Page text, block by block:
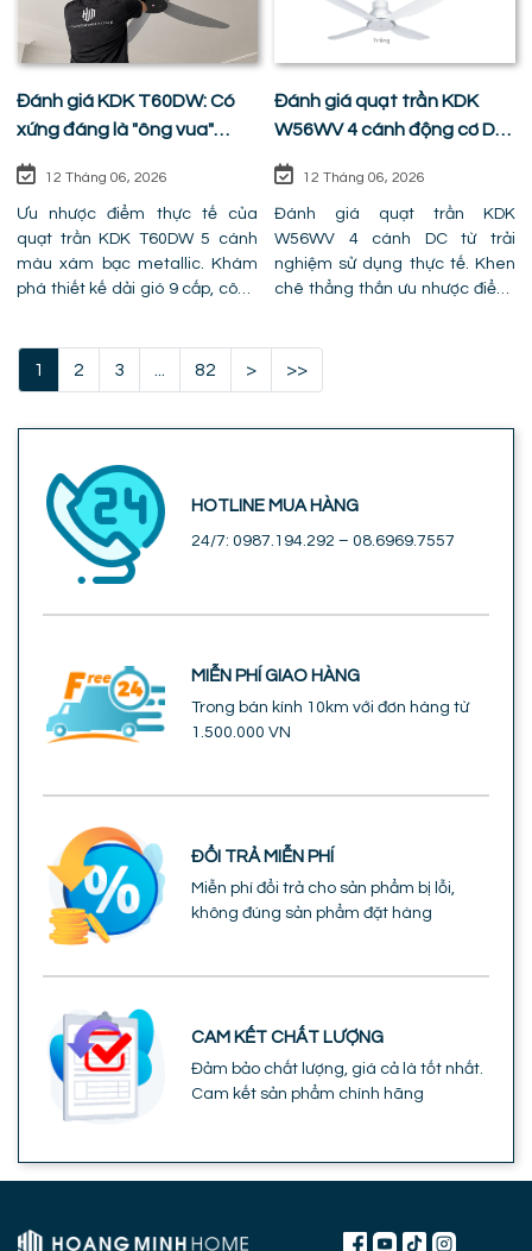
Đánh giá KDK T60DW: Có
xứng đáng là "ông vua"
12 Tháng 06, 2026
Ưu nhược điểm thực tế của
quạt trần KDK T60DW 5 cánh
màu xám bạc metallic. Khám
phá thiết kế dải gió 9 cấp, công
năng.
Đánh giá quạt trần KDK
W56WV 4 cánh động cơ DC:
giá tiền và công năng
12 Tháng 06, 2026
Đánh giá quạt trần KDK
W56WV 4 cánh DC từ trải
nghiệm sử dụng thực tế. Khen
chê thẳng thắn ưu nhược điểm,
tại công trình!
1 2 3 82 > >>
HOTLINE MUA HÀNG
24/7: 0987.194.292 – 08.6969.7557
MIỄN PHÍ GIAO HÀNG
Trong bán kính 10km với đơn hàng từ
1.500.000 VN
ĐỔI TRẢ MIỄN PHÍ
Miễn phí đổi trả cho sản phẩm bị lỗi,
không đúng sản phẩm đặt hàng
CAM KẾT CHẤT LƯỢNG
Đảm bảo chất lượng, giá cả là tốt nhất.
Cam kết sản phẩm chính hãng